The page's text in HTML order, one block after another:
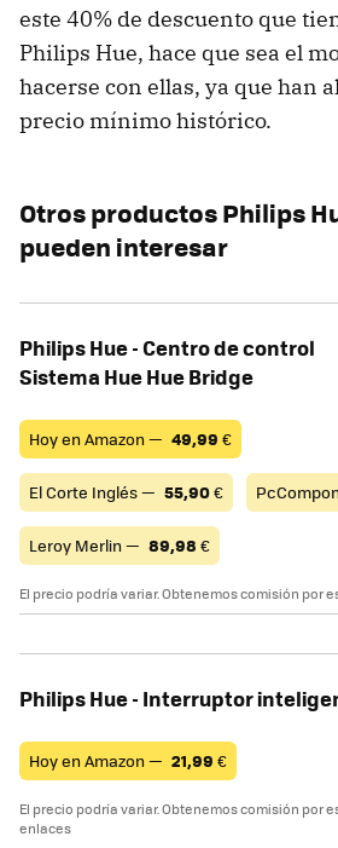
este 40% de descuento que
Philips Hue, hace que sea el
hacerse con ellas, ya que han
precio mínimo histórico.
Otros productos Philips
pueden interesar
Philips Hue - Centro de control
Sistema Hue Hue Bridge
Hoy en Amazon — 49,99 €
El Corte Inglés — 55,90€
Leroy Merlin — 89,98 €
El precio podría variar. Obtenemos comisión por
Philips Hue - Interruptor
Hoy en Amazon — 21,99 €
El precio podría variar. Obtenemos comisión por
enlaces